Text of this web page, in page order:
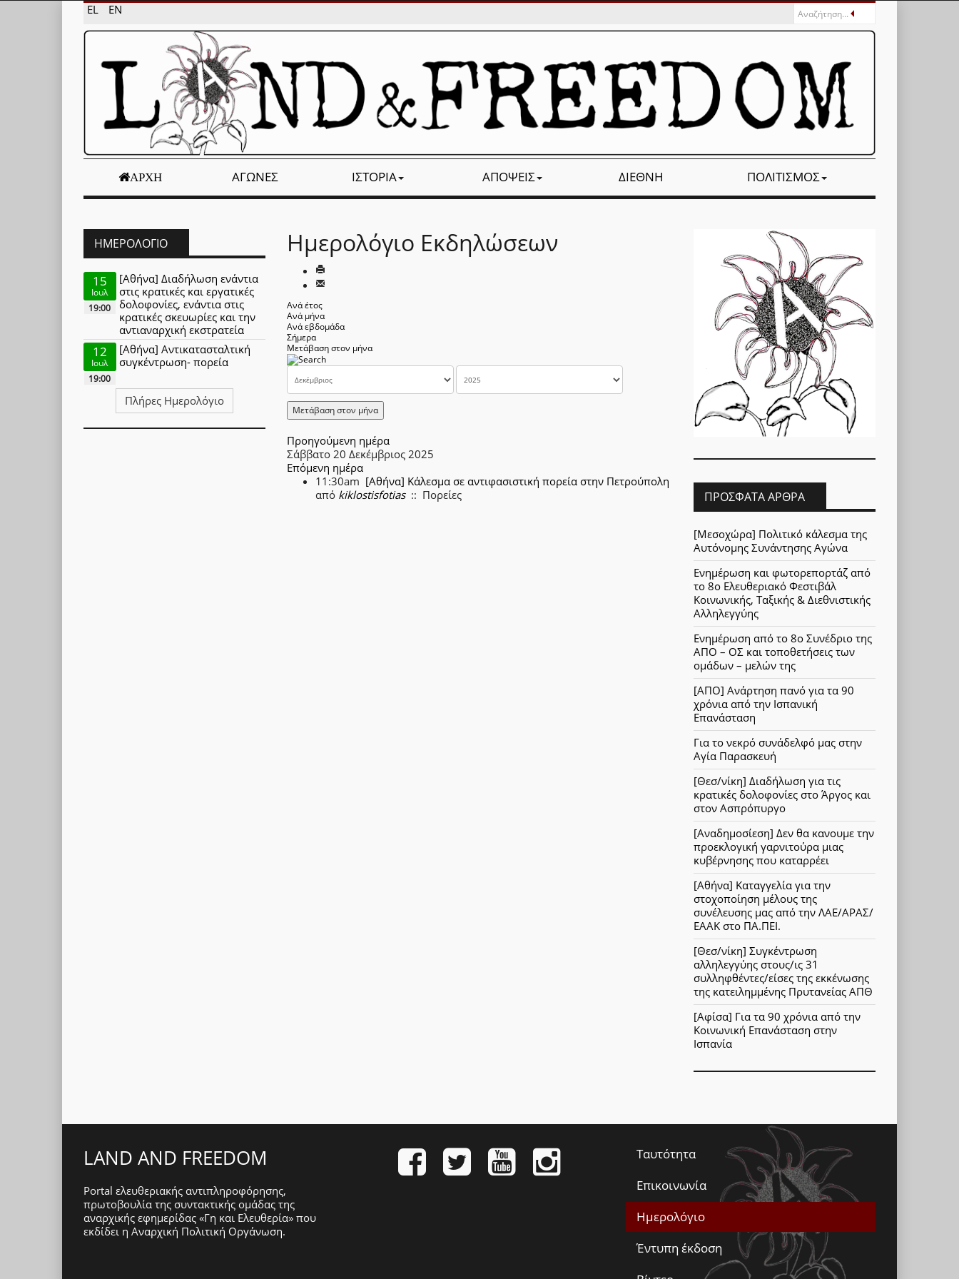
EL EN
ΑΡΧΉ ΑΓΏΝΕΣ ΙΣΤΟΡΊΑ ΑΠΌΨΕΙΣ ΔΙΕΘΝΉ ΠΟΛΙΤΙΣΜΌΣ
Ημερολόγιο Εκδηλώσεων
Ανά έτος
Ανά μήνα
Ανά εβδομάδα
Σήμερα
Μετάβαση στον μήνα
Μετάβαση στον μήνα
Προηγούμενη ημέρα
Σάββατο 20 Δεκέμβριος 2025
Επόμενη ημέρα
11:30am [Αθήνα] Κάλεσμα σε αντιφασιστική πορεία στην Πετρούπολη
από kiklostisfotias:: Πορείες
ΗΜΕΡΟΛΌΓΙΟ
15
Ιουλ
19:00
[Αθήνα] Διαδήλωση ενάντια
στις κρατικές και εργατικές
δολοφονίες, ενάντια στις
κρατικές σκευωρίες και την
αντιαναρχική εκστρατεία
12
Ιουλ
19:00
[Αθήνα] Αντικατασταλτική
συγκέντρωση- πορεία
Πλήρες Ημερολόγιο
ΠΡΌΣΦΑΤΑ ΆΡΘΡΑ
[Μεσοχώρα] Πολιτικό κάλεσμα της
Αυτόνομης Συνάντησης Αγώνα
Ενημέρωση και φωτορεπορτάζ από
το 8ο Ελευθεριακό Φεστιβάλ
Κοινωνικής, Ταξικής & Διεθνιστικής
Αλληλεγγύης
Ενημέρωση από το 8ο Συνέδριο της
ΑΠΟ – ΟΣ και τοποθετήσεις των
ομάδων – μελών της
[ΑΠΟ] Ανάρτηση πανό για τα 90
χρόνια από την Ισπανική
Επανάσταση
Για το νεκρό συνάδελφό μας στην
Αγία Παρασκευή
[Θεσ/νίκη] Διαδήλωση για τις
κρατικές δολοφονίες στο Άργος και
στον Ασπρόπυργο
[Αναδημοσίεση] Δεν θα κανουμε την
προεκλογική γαρνιτούρα μιας
κυβέρνησης που καταρρέει
[Αθήνα] Καταγγελία για την
στοχοποίηση μέλους της
συνέλευσης μας από την ΛΑΕ/ΑΡΑΣ/
ΕΑΑΚ στο ΠΑ.ΠΕΙ.
[Θεσ/νίκη] Συγκέντρωση
αλληλεγγύης στους/ις 31
συλληφθέντες/είσες της εκκένωσης
της κατειλημμένης Πρυτανείας ΑΠΘ
[Αφίσα] Για τα 90 χρόνια από την
Κοινωνική Επανάσταση στην
Ισπανία
LAND AND FREEDOM
Portal ελευθεριακής αντιπληροφόρησης,
πρωτοβουλία της συντακτικής ομάδας της
αναρχικής εφημερίδας «Γη και Ελευθερία» που
εκδίδει η Αναρχική Πολιτική Οργάνωση.
Ταυτότητα
Επικοινωνία
Ημερολόγιο
Έντυπη έκδοση